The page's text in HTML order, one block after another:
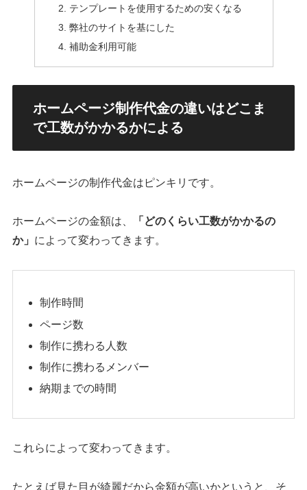
テンプレートを使用するための安くなる
弊社のサイトを基にした
補助金利用可能
ホームページ制作代金の違いはどこま
で工数がかかるかによる
ホームページの制作代金はピンキリです。
ホームページの金額は、
「どのくらい工数がかかるの
か」 によって変わってきます。
制作時間
ページ数
制作に携わる人数
制作に携わるメンバー
納期までの時間
これらによって変わってきます。
たとえば見た目が綺麗だから金額が高いかというと、そ